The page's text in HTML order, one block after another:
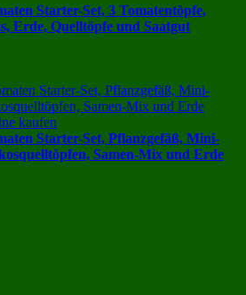
Starter-Set, 3 Tomatentöpfe,
Erde, Quelltöpfe und Saatgut
Starter-Set, Pflanzgefäß, Mini-
Samen-Mix und Erde